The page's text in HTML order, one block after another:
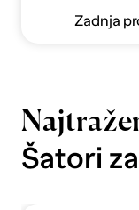
Zadnja
Šatori